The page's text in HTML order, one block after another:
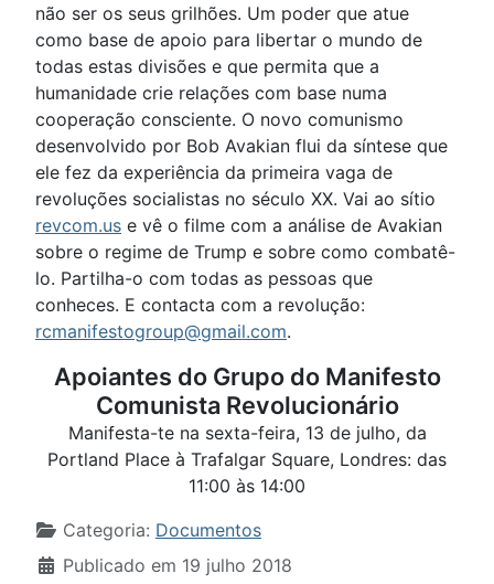
não ser os seus grilhões. Um poder que atue
como base de apoio para libertar o mundo de
todas estas divisões e que permita que a
humanidade crie relações com base numa
cooperação consciente. O novo comunismo
desenvolvido por Bob Avakian flui da síntese que
ele fez da experiência da primeira vaga de
revoluções socialistas no século XX. Vai ao sítio
revcom.us e vê o filme com a análise de Avakian
sobre o regime de Trump e sobre como combatê-
lo. Partilha-o com todas as pessoas que
conheces. E contacta com a revolução:
rcmanifestogroup@gmail.com.
Apoiantes do Grupo do Manifesto
Comunista Revolucionário
Manifesta-te na sexta-feira, 13 de julho, da
Portland Place à Trafalgar Square, Londres: das
11:00 às 14:00
Detalhes
Categoria: Documentos
Publicado em 19 julho 2018